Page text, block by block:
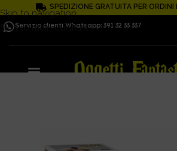
Skip to navigation
Skip to main content
SPEDIZIONE GRATUITA PER
Servizio clienti Whatsapp: 391 32 33 337